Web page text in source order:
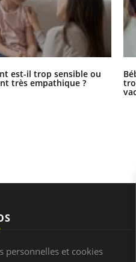
est-il trop sensible ou
très empathique ?
personnelles et cookies